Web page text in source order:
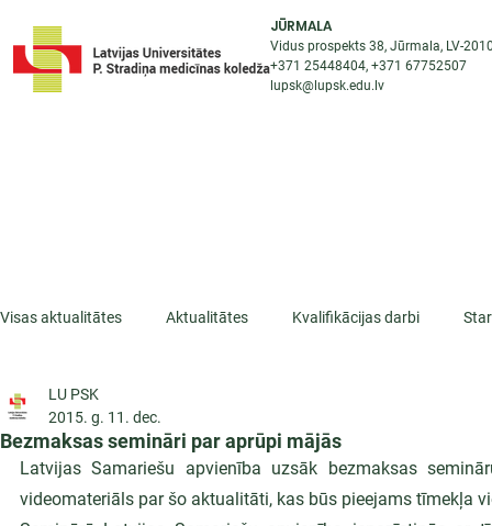
JŪRMALA
Vidus prospekts 38, Jūrmala, LV-
+371 25448404, +371 67752507
lupsk@lupsk.edu.lv
Visas aktualitātes Aktualitātes Kvalifikācijas darbi
ESF projekti
Bezmaksas semināri par aprūpi mājās
LU PSK
2015. g. 11. dec.
Latvijas Samariešu apvienība uzsāk bezmaksas
videomateriāls par šo aktualitāti, kas būs pieejams tīmekļa